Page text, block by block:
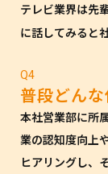
テレビ業界は先
に話してみると
Q4
普段どん
本社営業部に所
業の認知度向上
ヒアリングし、